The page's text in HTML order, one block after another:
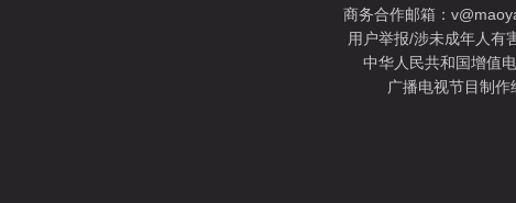
商务合作邮箱：
用户举报/涉未成年人有
中华人民共和国增值
广播电视节目制